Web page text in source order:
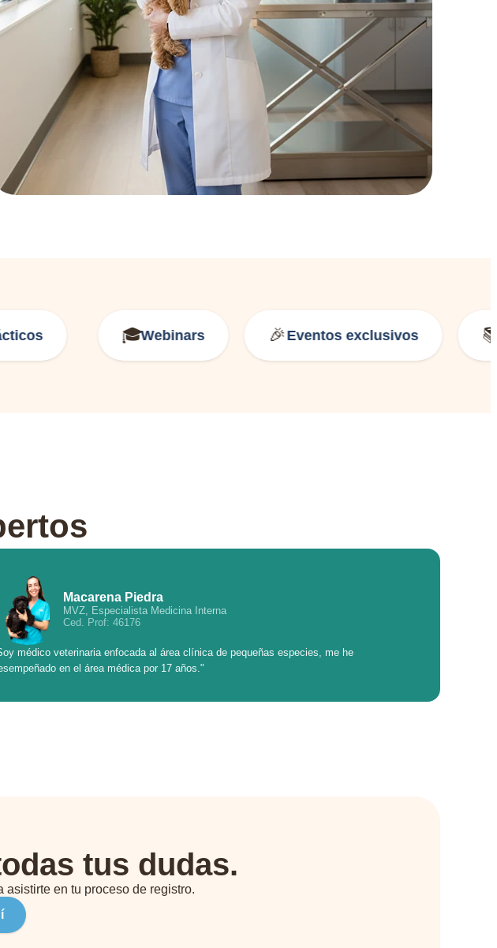
🎓Webinars Eventos exclusivos 📚
Macarena Piedra
MVZ, Especialista Medicina Interna
Ced. Prof: 46176
médico veterinaria enfocada al área clínica de pequeñas especies, me he
en el área médica por 17 años."
tus dudas.
en tu proceso de registro.